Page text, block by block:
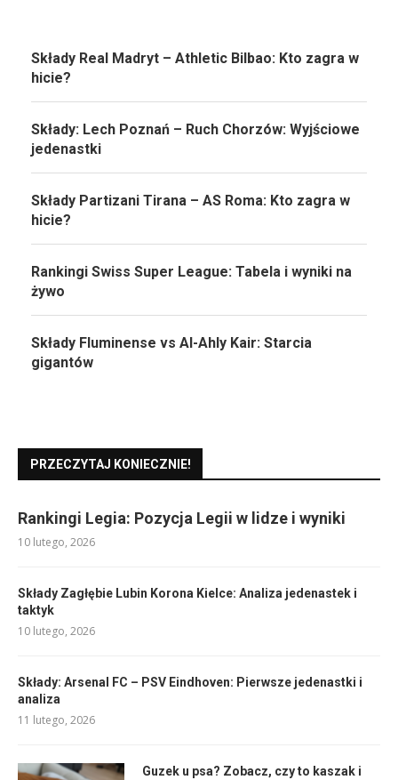
Składy Real Madryt – Athletic Bilbao: Kto zagra w
hicie?
Składy: Lech Poznań – Ruch Chorzów: Wyjściowe
jedenastki
Składy Partizani Tirana – AS Roma: Kto zagra w
hicie?
Rankingi Swiss Super League: Tabela i wyniki na
żywo
Składy Fluminense vs Al-Ahly Kair: Starcia
gigantów
PRZECZYTAJ KONIECZNIE!
Rankingi Legia: Pozycja Legii w lidze i wyniki
10 lutego, 2026
Składy Zagłębie Lubin Korona Kielce: Analiza jedenastek i
taktyk
10 lutego, 2026
Składy: Arsenal FC – PSV Eindhoven: Pierwsze jedenastki i
analiza
11 lutego, 2026
Guzek u psa? Zobacz, czy to kaszak i